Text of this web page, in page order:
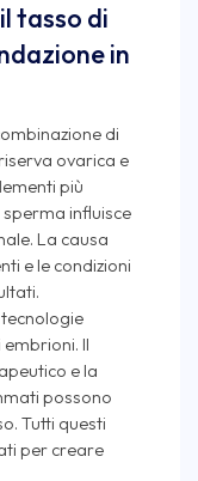
tasso di
in
di
ovarica e
più
influisce
La causa
e le condizioni
Il
e la
possono
Tutti questi
per creare